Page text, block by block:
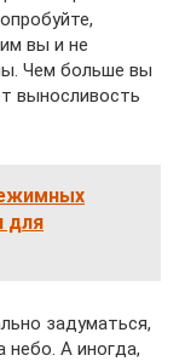
вы и не
Чем больше вы
выносливость
для
задуматься,
небо. А иногда,